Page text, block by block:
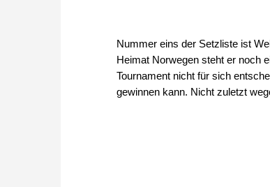
Nummer eins der Setzliste ist
Heimat Norwegen steht er noch
Tournament nicht für sich
gewinnen kann. Nicht zuletzt